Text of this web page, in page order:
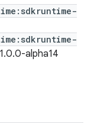
alpha14